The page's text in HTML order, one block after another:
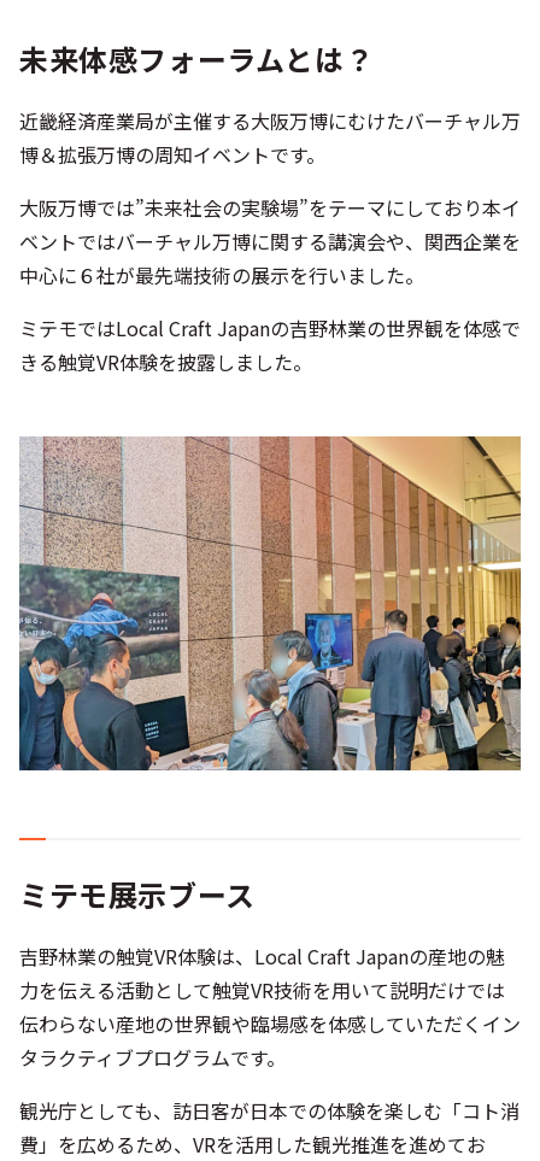
未来体感フォーラムとは？
近畿経済産業局が主催する大阪万博にむけたバーチャル万
博＆拡張万博の周知イベントです。
大阪万博では”未来社会の実験場”をテーマにしており本イ
ベントではバーチャル万博に関する講演会や、関西企業を
中心に６社が最先端技術の展示を行いました。
ミテモではLocal Craft Japanの吉野林業の世界観を体感で
きる触覚VR体験を披露しました。
ミテモ展示ブース
吉野林業の触覚VR体験は、Local Craft Japanの産地の魅
力を伝える活動として触覚VR技術を用いて説明だけでは
伝わらない産地の世界観や臨場感を体感していただくイン
タラクティブプログラムです。
観光庁としても、訪日客が日本での体験を楽しむ「コト消
費」を広めるため、VRを活用した観光推進を進めてお